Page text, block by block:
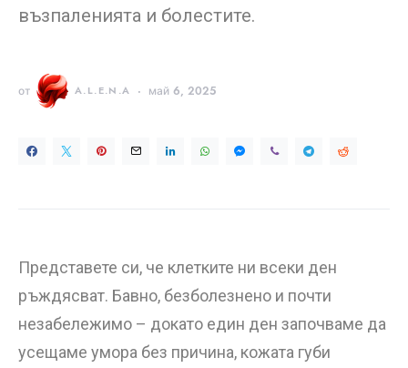
възпаленията и болестите.
от A.L.E.N.A май 6, 2025
Представете си, че клетките ни всеки ден
ръждясват. Бавно, безболезнено и почти
незабележимо – докато един ден започваме да
усещаме умора без причина, кожата губи